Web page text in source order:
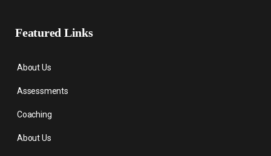
Featured Links
About Us
Assessments
Coaching
About Us